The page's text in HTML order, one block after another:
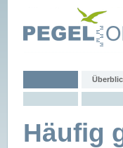
Häufig